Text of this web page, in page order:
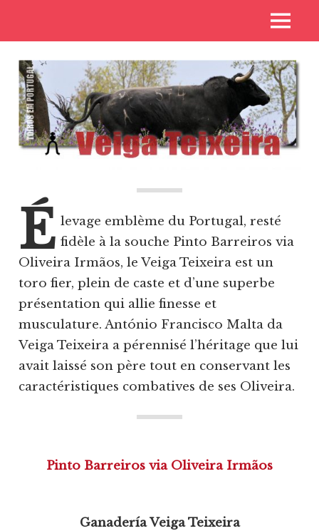
Toros
de
Casta
aux
des
toros
MENU
É levage emblème du Portugal, resté
fidèle à la souche Pinto Barreiros via
Oliveira Irmãos, le Veiga Teixeira est un
toro fier, plein de caste et d’une superbe
présentation qui allie finesse et
musculature. António Francisco Malta da
Veiga Teixeira a pérennisé l’héritage que lui
avait laissé son père tout en conservant les
caractéristiques combatives de ses Oliveira.
Pinto Barreiros via Oliveira Irmãos
Ganadería Veiga Teixeira